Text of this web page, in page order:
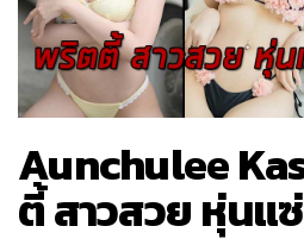
Aunchulee
ตี้ สาวสวย หุ่นแ